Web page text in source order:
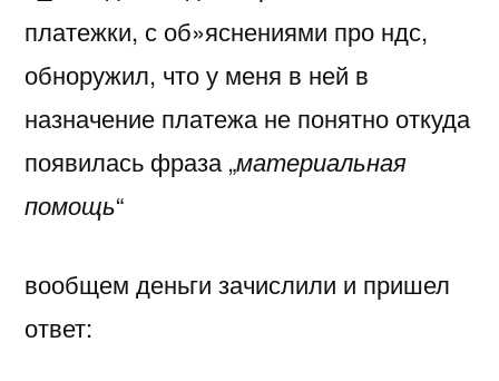
платежки, с об»яснениями про ндс,
обноружил, что у меня в ней в
назначение платежа не понятно откуда
появилась фраза „материальная
помощь“
вообщем деньги зачислили и пришел
ответ: